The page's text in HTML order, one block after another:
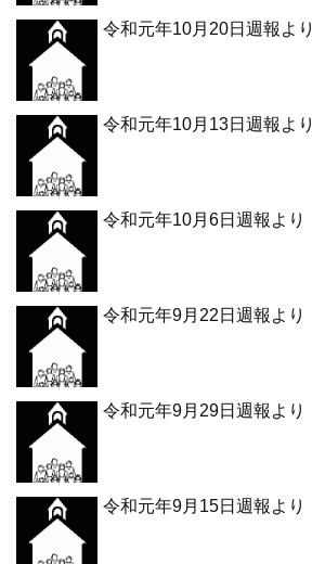
令和元年10月20日週報より
令和元年10月13日週報より
令和元年10月6日週報より
令和元年9月22日週報より
令和元年9月29日週報より
令和元年9月15日週報より